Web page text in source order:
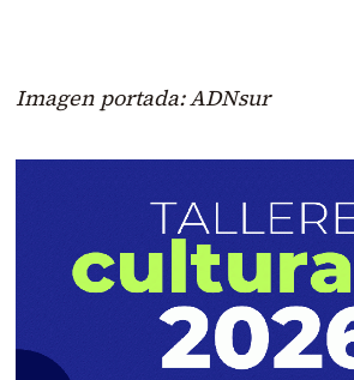
Imagen portada: ADNsur